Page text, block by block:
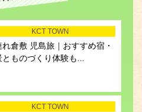
KCT TOWN
れ倉敷 児島旅｜おすすめ宿・
ものづくり体験も...
KCT TOWN